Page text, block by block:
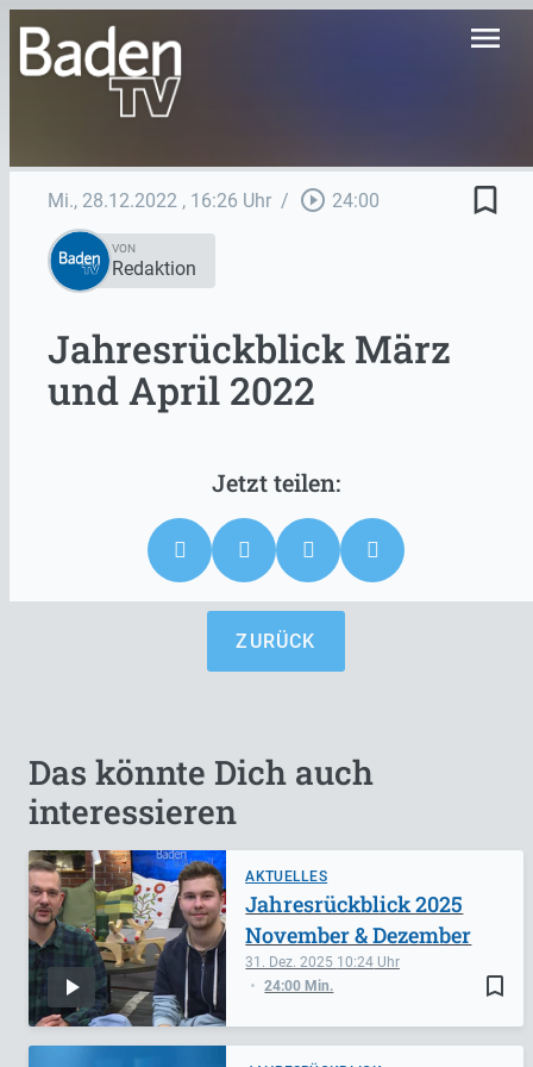
menu
Mi., 28.12.2022 , 16:26 Uhr / play_circle_outline 24:00 bookmark_border
VON
Redaktion
Jahresrückblick März
und April 2022
ZURÜCK
Das könnte Dich auch
interessieren
AKTUELLES
bookmark_border
31. Dez. 2025 10:24
24:00 Min.
Jahresrückblick 2025
November & Dezember